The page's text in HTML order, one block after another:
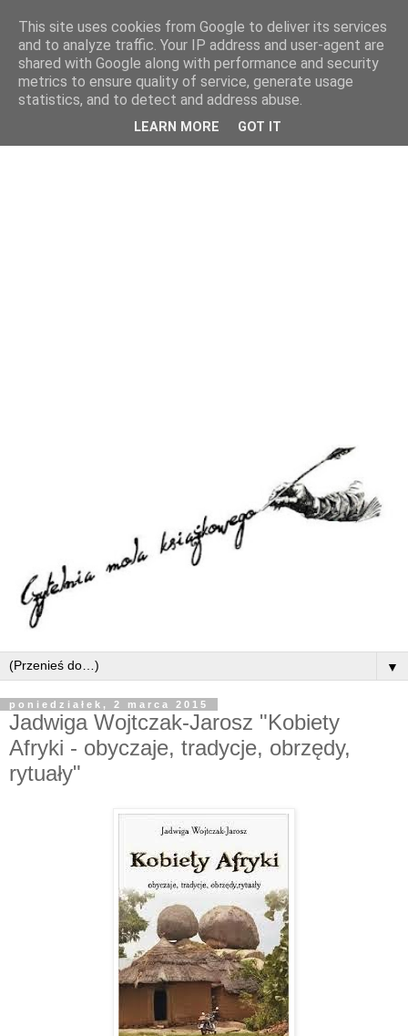
▼
poniedziałek, 2 marca 2015
Jadwiga Wojtczak-Jarosz "Kobiety
Afryki - obyczaje, tradycje, obrzędy,
rytuały"
This site uses cookies from Google to deliver its services
and to analyze traffic. Your IP address and user-agent are
shared with Google along with performance and security
metrics to ensure quality of service, generate usage
statistics, and to detect and address abuse.
LEARN MORE GOT IT